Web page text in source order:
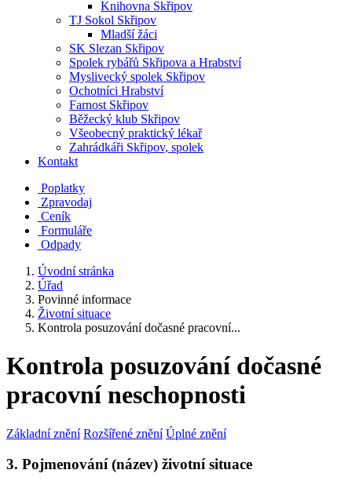
Knihovna Skřipov
TJ Sokol Skřipov
Mladší žáci
SK Slezan Skřipov
Spolek rybářů Skřipova a Hrabství
Myslivecký spolek Skřipov
Ochotníci Hrabství
Farnost Skřipov
Běžecký klub Skřipov
Všeobecný praktický lékař
Zahrádkáři Skřipov, spolek
Kontakt
Poplatky
Zpravodaj
Ceník
Formuláře
Odpady
Úvodní stránka
Úřad
Povinné informace
Životní situace
Kontrola posuzování dočasné pracovní...
Kontrola posuzování dočasné
pracovní neschopnosti
Základní znění Rozšířené znění Úplné znění
3. Pojmenování (název) životní situace